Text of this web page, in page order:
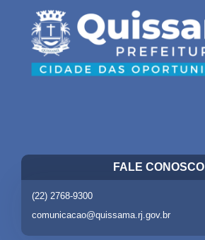
FALE CONOSCO
(22) 2768-9300
comunicacao@quissama.rj.gov.br